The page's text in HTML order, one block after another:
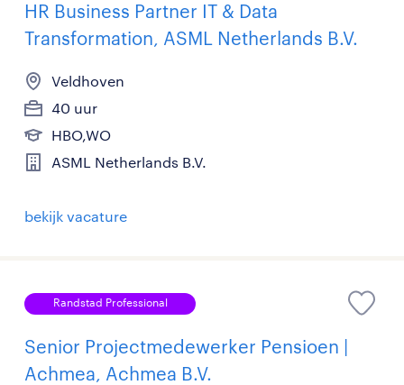
HR Business Partner IT & Data
Transformation, ASML Netherlands B.V.
Veldhoven
40 uur
HBO,WO
ASML Netherlands B.V.
bekijk vacature
Randstad Professional
Senior Projectmedewerker Pensioen |
Achmea, Achmea B.V.